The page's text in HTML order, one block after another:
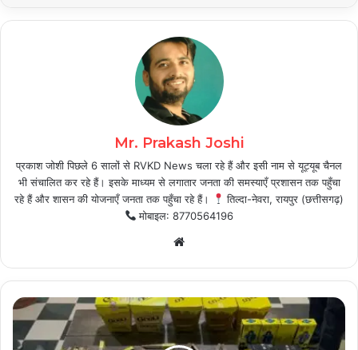
Mr. Prakash Joshi
प्रकाश जोशी पिछले 6 सालों से RVKD News चला रहे हैं और इसी नाम से यूट्यूब चैनल
भी संचालित कर रहे हैं। इसके माध्यम से लगातार जनता की समस्याएँ प्रशासन तक पहुँचा
रहे हैं और शासन की योजनाएँ जनता तक पहुँचा रहे हैं।
तिल्दा-नेवरा, रायपुर (छत्तीसगढ़)
मोबाइल: 8770564196
Website